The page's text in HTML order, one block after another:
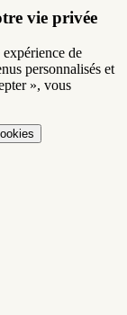
vie privée
de
personnalisés et
», vous